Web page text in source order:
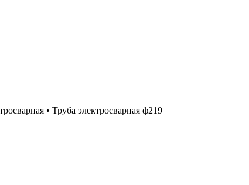
• Труба электросварная ф219